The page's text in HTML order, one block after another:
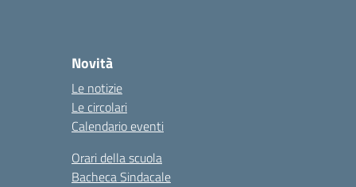
Novità
Le notizie
Le circolari
Calendario eventi
Orari della scuola
Bacheca Sindacale